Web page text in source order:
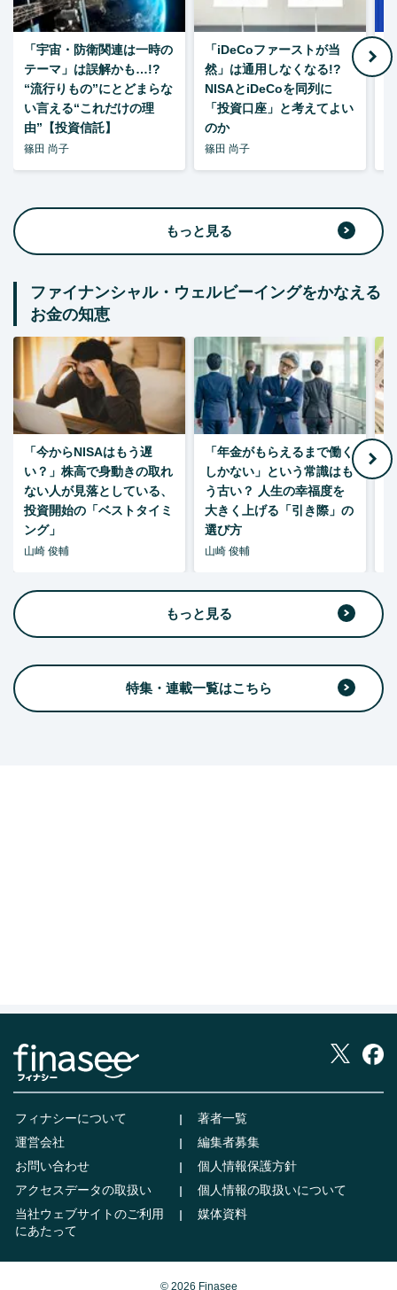
「宇宙・防衛関連は一時の
テーマ」は誤解かも…!?
“流行りもの”にとどまらな
い言える“これだけの理
由”【投資信託】
篠田 尚子
「iDeCoファーストが当
然」は通用しなくなる!?
NISAとiDeCoを同列に
「投資口座」と考えてよい
のか
篠田 尚子
もっと見る
ファイナンシャル・ウェルビーイングをかなえる
お金の知恵
「今からNISAはもう遅
い？」株高で身動きの取れ
ない人が見落としている、
投資開始の「ベストタイミ
ング」
山崎 俊輔
「年金がもらえるまで働く
しかない」という常識はも
う古い？ 人生の幸福度を
大きく上げる「引き際」の
選び方
山崎 俊輔
もっと見る
特集・連載一覧はこちら
フィナシーについて
著者一覧
運営会社
編集者募集
お問い合わせ
個人情報保護方針
アクセスデータの取扱い
個人情報の取扱いについて
当社ウェブサイトのご利用
にあたって
媒体資料
© 2026 Finasee